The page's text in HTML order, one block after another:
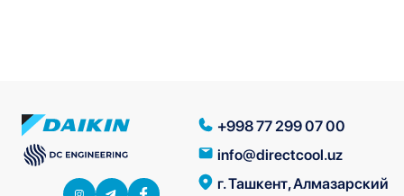
+998 77 299 07 00
info@directcool.uz
г. Ташкент, Алмазарский